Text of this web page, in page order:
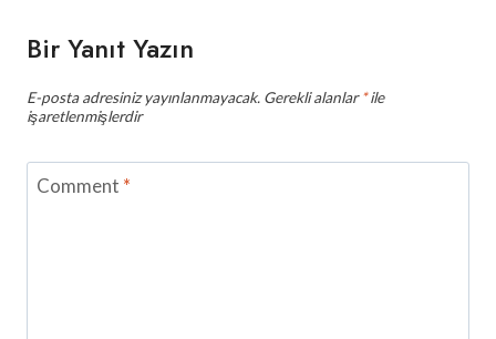
Bir Yanıt Yazın
E-posta adresiniz yayınlanmayacak. Gerekli alanlar*ile
işaretlenmişlerdir
Comment *